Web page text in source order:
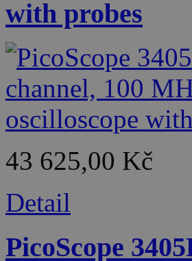
with probes
43 625,00 Kč
Detail
PicoScope